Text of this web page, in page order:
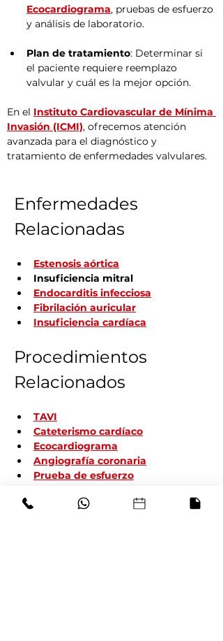
Ecocardiograma, pruebas de esfuerzo
y análisis de laboratorio.
Plan de tratamiento: Determinar si
el paciente requiere reemplazo
valvular y cuál es la mejor opción.
En el Instituto Cardiovascular de Mínima
Invasión (ICMI), ofrecemos atención
avanzada para el diagnóstico y
tratamiento de enfermedades valvulares.
Enfermedades
Relacionadas
Estenosis aórtica
Insuficiencia mitral
Endocarditis infecciosa
Fibrilación auricular
Insuficiencia cardíaca
Procedimientos
Relacionados
TAVI
Cateterismo cardíaco
Ecocardiograma
Angiografía coronaria
Prueba de esfuerzo